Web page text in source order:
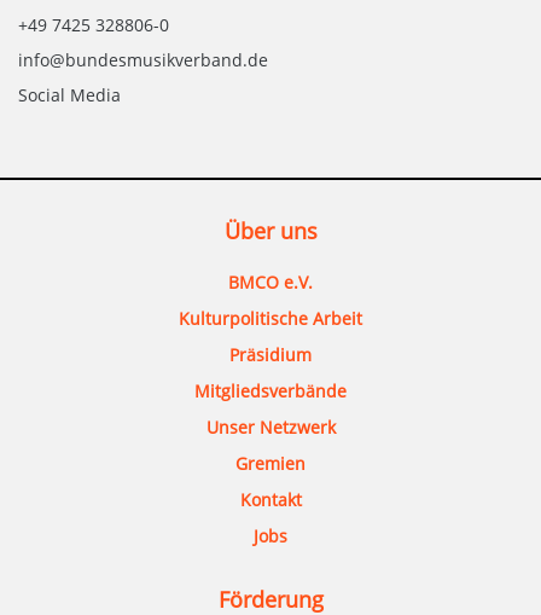
+49 7425 328806-0
info@bundesmusikverband.de
Social Media
Über uns
BMCO e.V.
Kulturpolitische Arbeit
Präsidium
Mitgliedsverbände
Unser Netzwerk
Gremien
Kontakt
Jobs
Förderung